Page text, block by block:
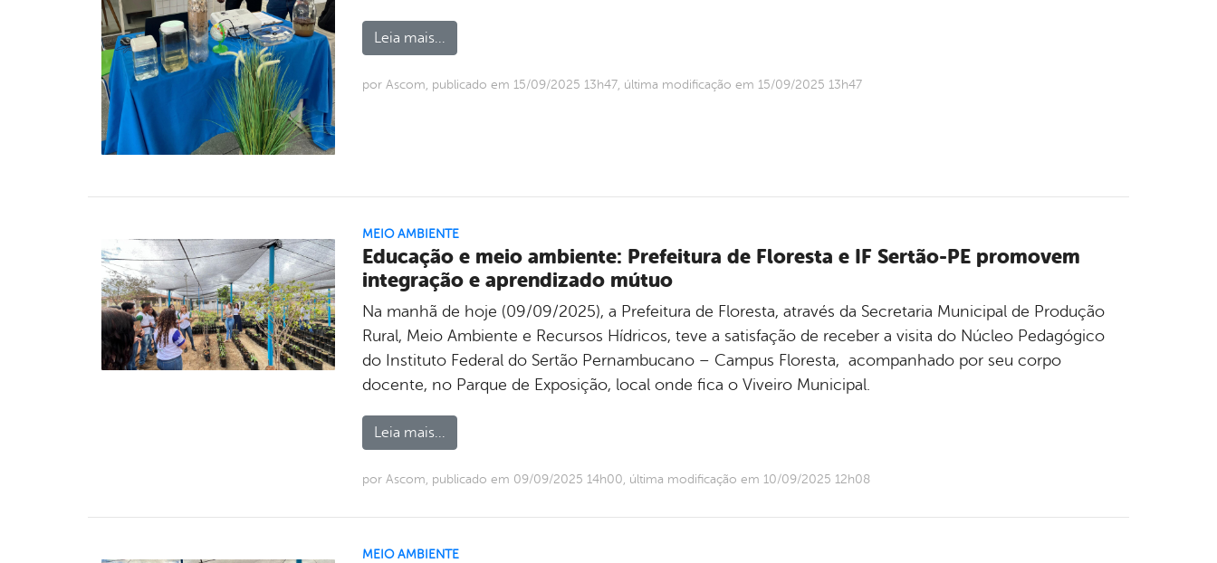
Leia mais...
por Ascom, publicado em 15/09/2025 13h47, última modificação em 15/09/2025 13h47
MEIO AMBIENTE
Educação e meio ambiente: Prefeitura de Floresta e IF Sertão-PE promovem
integração e aprendizado mútuo
Na manhã de hoje (09/09/2025), a Prefeitura de Floresta, através da Secretaria Municipal de Produção
Rural, Meio Ambiente e Recursos Hídricos, teve a satisfação de receber a visita do Núcleo Pedagógico
do Instituto Federal do Sertão Pernambucano – Campus Floresta, acompanhado por seu corpo
docente, no Parque de Exposição, local onde fica o Viveiro Municipal.
Leia mais...
por Ascom, publicado em 09/09/2025 14h00, última modificação em 10/09/2025 12h08
MEIO AMBIENTE